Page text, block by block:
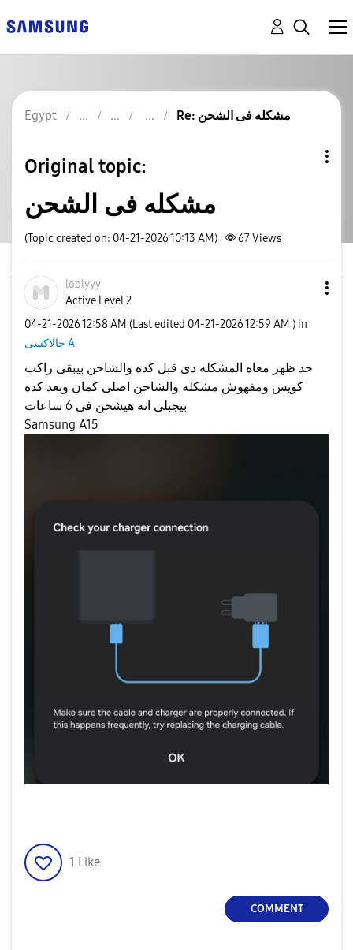
Egypt Re: مشكله فى الشحن
Original topic:
مشكله فى الشحن
(Topic created on: 04-21-2026 10:13 AM) 67Views
loolyyy
Active Level 2
‎04-21-202612:58 AM (Last edited ‎04-21-202612:59 AM ) in
جالاكسى A
حد ظهر معاه المشكله دى قبل كده والشاحن بيبقى راكب
كويس ومفهوش مشكله والشاحن اصلى كمان وبعد كده
Samsung A15
1 Like
COMMENT